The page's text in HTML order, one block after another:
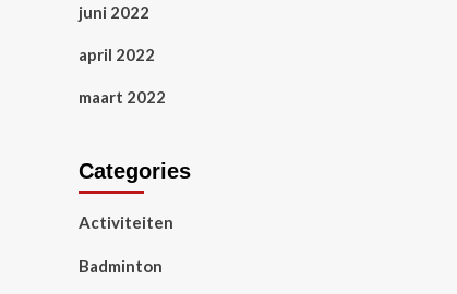
juni 2022
april 2022
maart 2022
Categories
Activiteiten
Badminton